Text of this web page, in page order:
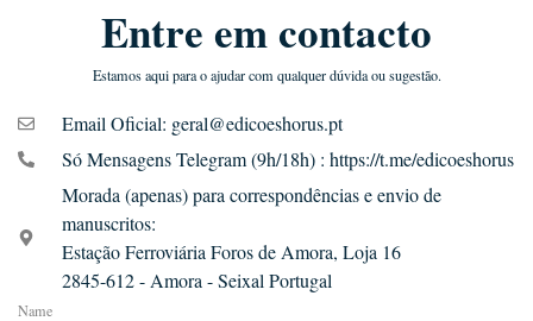
Estamos aqui para o ajudar com qualquer dúvida ou sugestão.
Entre em contacto
Email Oficial: geral@edicoeshorus.pt
Só Mensagens Telegram (9h/18h) : https://t.me/edicoeshorus
Morada (apenas) para correspondências e envio de
manuscritos:
Estação Ferroviária Foros de Amora, Loja 16
2845-612 - Amora - Seixal Portugal
Name